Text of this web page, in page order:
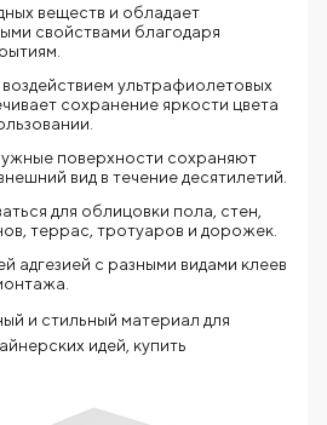
веществ и обладает
свойствами благодаря
ультрафиолетовых
сохранение яркости цвета
поверхности сохраняют
вид в течение десятилетий.
для облицовки пола, стен,
террас, тротуаров и дорожек.
адгезией с разными видами клеев
и стильный материал для
идей, купить